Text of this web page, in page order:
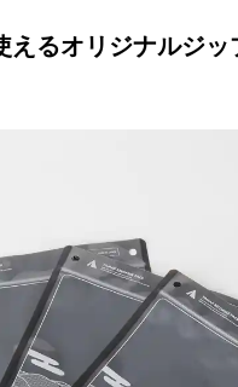
えるオリジナルジッ